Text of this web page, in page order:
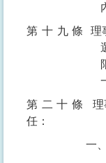
第十九條
理
第二十條
任：
一